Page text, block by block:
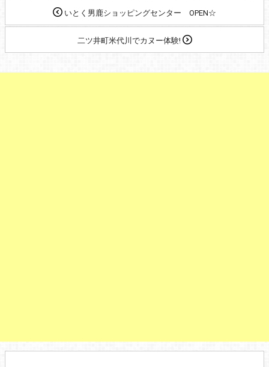
いとく男鹿ショッピングセンター OPEN☆
二ツ井町米代川でカヌー体験!